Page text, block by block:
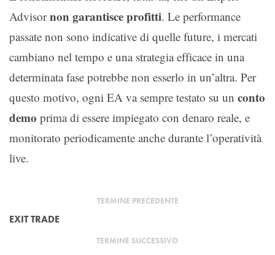
Advisornon garantisce profitti. Le performance
passate non sono indicative di quelle future, i mercati
cambiano nel tempo e una strategia efficace in una
determinata fase potrebbe non esserlo in un’altra. Per
questo motivo, ogni EA va sempre testato su un conto
demo prima di essere impiegato con denaro reale, e
monitorato periodicamente anche durante l’operatività
live.
TERMINE PRECEDENTE
EXIT TRADE
TERMINE SUCCESSIVO